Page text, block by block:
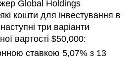
Global Holdings
кошти для інвестування в
три варіанти
вартості $50,000:
ставкою 5,07% з 13